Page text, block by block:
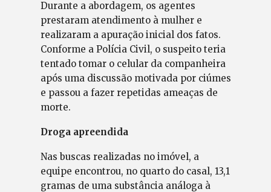
Durante a abordagem, os agentes
prestaram atendimento à mulher e
realizaram a apuração inicial dos fatos.
Conforme a Polícia Civil, o suspeito teria
tentado tomar o celular da companheira
após uma discussão motivada por ciúmes
e passou a fazer repetidas ameaças de
morte.
Droga apreendida
Nas buscas realizadas no imóvel, a
equipe encontrou, no quarto do casal, 13,1
gramas de uma substância análoga à